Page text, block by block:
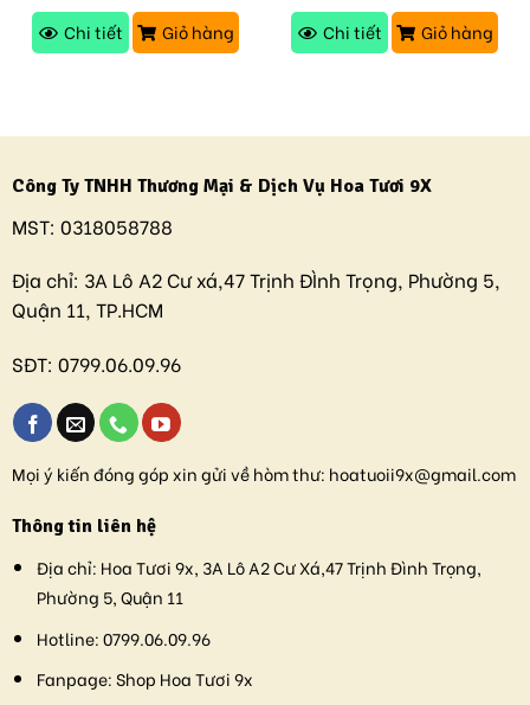
Chi tiết
Giỏ hàng
Chi tiết
Giỏ hàng
Công Ty TNHH Thương Mại & Dịch Vụ Hoa Tươi 9X
MST: 0318058788
Địa chỉ: 3A Lô A2 Cư xá,47 Trịnh ĐÌnh Trọng, Phường 5,
Quận 11, TP.HCM
SĐT: 0799.06.09.96
Mọi ý kiến đóng góp xin gửi về hòm thư: hoatuoii9x@gmail.com
Thông tin liên hệ
Địa chỉ: Hoa Tươi 9x, 3A Lô A2 Cư Xá,47 Trịnh Đình Trọng,
Phường 5, Quận 11
Hotline:0799.06.09.96
Fanpage:Shop Hoa Tươi 9x